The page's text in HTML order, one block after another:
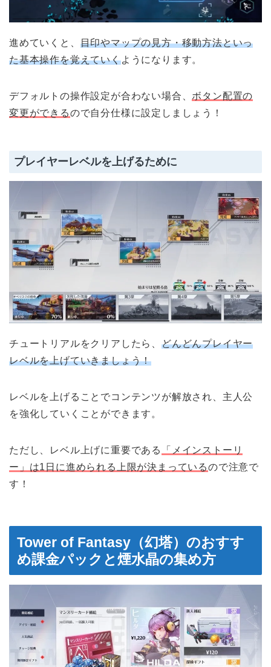
進めていくと、 目印やマップの見方・移動方法といっ
た基本操作を覚えていくようになります。
デフォルトの操作設定が合わない場合、 ボタン配置の
変更ができるので自分仕様に設定しましょう！
プレイヤーレベルを上げるために
チュートリアルをクリアしたら、どんどんプレイヤー
レベルを上げていきましょう！
レベルを上げることでコンテンツが解放され、主人公
を強化していくことができます。
ただし、レベル上げに重要である
「メインストーリ
ー」は1日に進められる上限が決まっているので注意で
す！
Tower of Fantasy（幻塔）のおすす
め課金パックと煙水晶の集め方